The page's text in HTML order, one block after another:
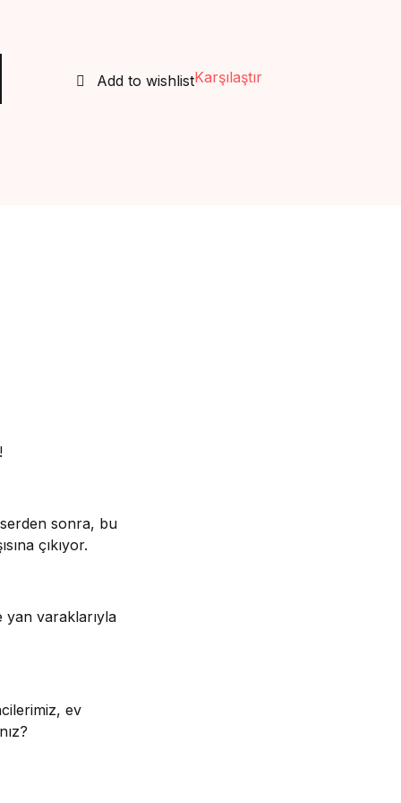
Add to wishlistKarşılaştır
sonra, bu
çıkıyor.
yan varaklarıyla
ev